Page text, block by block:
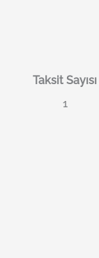
Taksit Sayısı
1